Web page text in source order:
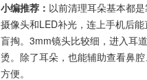
小编推荐： 以前清理耳朵基本都
摄像头和LED补光，连上手机后
盲掏。3mm镜头比较细，进入耳
烫。除了耳朵，也能辅助查看鼻
方便。